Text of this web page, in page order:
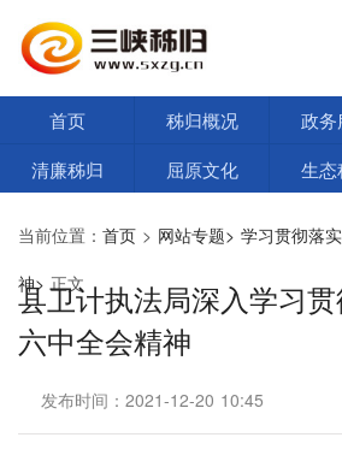
首页 秭归概况 政务
清廉秭归
屈原文化 生态
当前位置： 首页 > 网站专题> 学习贯彻落
神> 正文
县卫计执法局深入学习
六中全会精神
发布时间：2021-12-20 10:45